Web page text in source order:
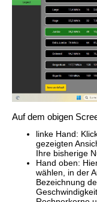
Auf dem obigen
linke Hand:
gezeigten
Ihre bisherige
Hand oben:
wählen, in der
Bezeichnung